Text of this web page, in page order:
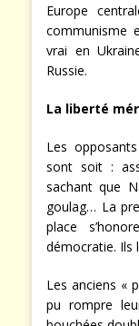
Europe
communisme
vrai en
Russie.
La liberté
Les
sont soit :
sachant que
goulag… La
place
démocratie. Ils
Les anciens «
pu rompre